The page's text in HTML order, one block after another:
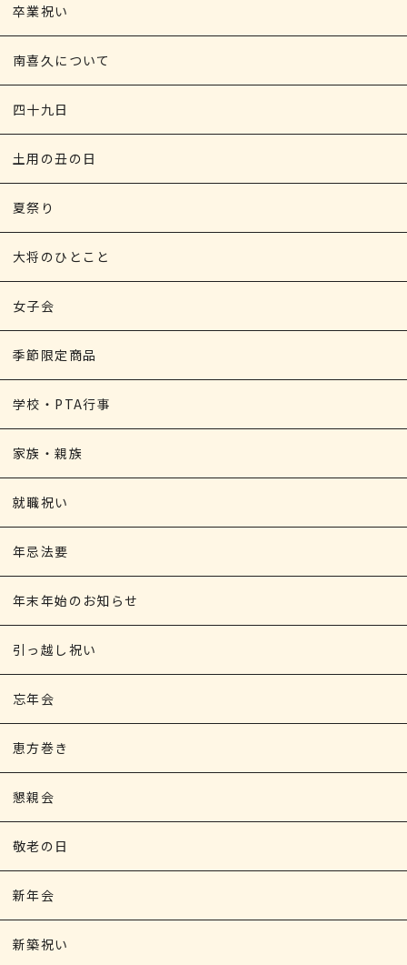
卒業祝い
南喜久について
四十九日
土用の丑の日
夏祭り
大将のひとこと
女子会
季節限定商品
学校・PTA行事
家族・親族
就職祝い
年忌法要
年末年始のお知らせ
引っ越し祝い
忘年会
恵方巻き
懇親会
敬老の日
新年会
新築祝い